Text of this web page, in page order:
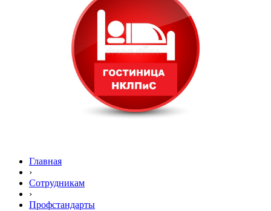
Главная
›
Сотрудникам
›
Профстандарты